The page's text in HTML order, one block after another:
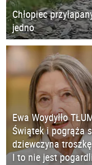
Chłopiec
jedno
Ewa Woydyłło
Świątek i pogrąża
dziewczyna
I to nie jest